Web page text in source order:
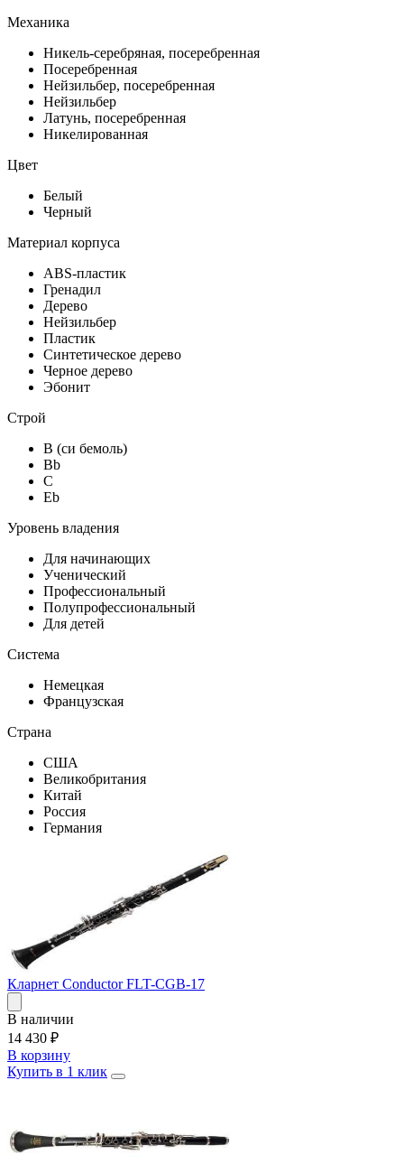
Механика
Никель-серебряная, посеребренная
Посеребренная
Нейзильбер, посеребренная
Нейзильбер
Латунь, посеребренная
Никелированная
Цвет
Белый
Черный
Материал корпуса
ABS-пластик
Гренадил
Дерево
Нейзильбер
Пластик
Синтетическое дерево
Черное дерево
Эбонит
Строй
B (си бемоль)
Bb
C
Eb
Уровень владения
Для начинающих
Ученический
Профессиональный
Полупрофессиональный
Для детей
Система
Немецкая
Французская
Страна
США
Великобритания
Китай
Россия
Германия
Кларнет Conductor FLT-CGB-17
В наличии
14 430 ₽
В корзину
Купить в 1 клик